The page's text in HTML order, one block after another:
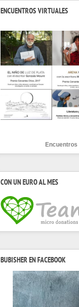
ENCUENTROS VIRTUALES
CON UN EURO AL MES
BUBISHER EN FACEBOOK